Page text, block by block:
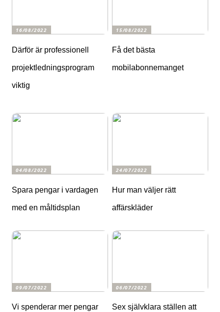
16/08/2022
Därför är professionell
projektledningsprogram
viktig
15/08/2022
Få det bästa
mobilabonnemanget
04/08/2022
Spara pengar i vardagen
med en måltidsplan
24/07/2022
Hur man väljer rätt
affärskläder
09/07/2022
Vi spenderar mer pengar
06/07/2022
Sex självklara ställen att